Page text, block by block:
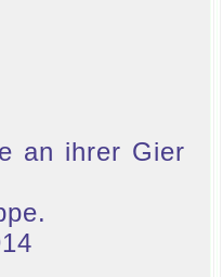
an ihrer Gier